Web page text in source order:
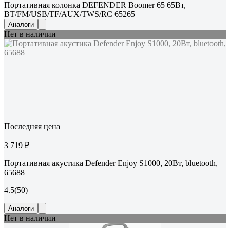
Портативная колонка DEFENDER Boomer 65 65Вт,
BT/FM/USB/TF/AUX/TWS/RC 65265
Аналоги
Нет в наличии
Последняя цена
3 719 ₽
Портативная акустика Defender Enjoy S1000, 20Вт, bluetooth,
65688
4.5(50)
Аналоги
Нет в наличии